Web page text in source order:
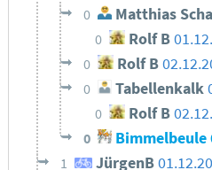
0 Matthias
0 Rolf B
0 Rolf B
0 Tabellenkalk
0 Rolf B
0 Bimmelbeule
1 JürgenB